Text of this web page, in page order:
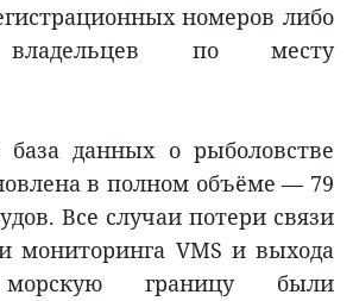
номеров либо
владельцев по месту
база данных о рыболовстве
в полном объёме — 79
Все случаи потери связи
мониторинга VMS и выхода
границу были